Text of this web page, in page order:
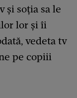
și soția sa le
lor și îi
vedeta tv
pe copiii